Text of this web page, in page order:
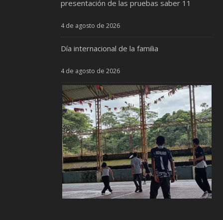
presentación de las pruebas saber 11
4 de agosto de 2026
Día internacional de la familia
4 de agosto de 2026